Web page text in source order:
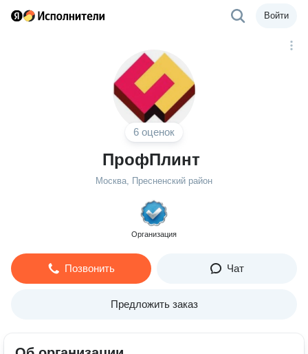
Войти
6 оценок
ПрофПлинт
Москва, Пресненский район
Организация
Позвонить Чат
Предложить заказ